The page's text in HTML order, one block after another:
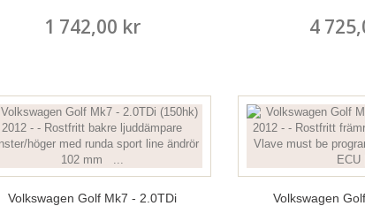
1 742,00 kr 4
Volkswagen Golf Mk7 - 2.0TDi
Volkswagen